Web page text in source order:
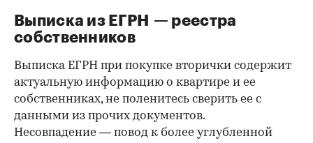
Выписка из ЕГРН — реестра
собственников
Выписка ЕГРН при покупке вторички содержит
актуальную информацию о квартире и ее
собственниках, не поленитесь сверить ее с
данными из прочих документов.
Несовпадение — повод к более углубленной